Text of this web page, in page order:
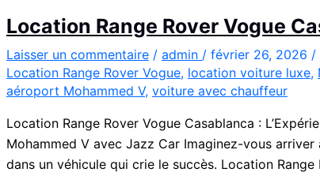
l’Aéroport
Mohammed
V
Location Range Rover Vogue
Laisser un commentaire / admin / février 26, 2026 /
Location Range Rover Vogue, location voiture luxe,
aéroport Mohammed V, voiture avec chauffeur
Location Range Rover Vogue Casablanca :
Mohammed V avec Jazz Car Imaginez-vous
dans un véhicule qui crie le succès. Location Range